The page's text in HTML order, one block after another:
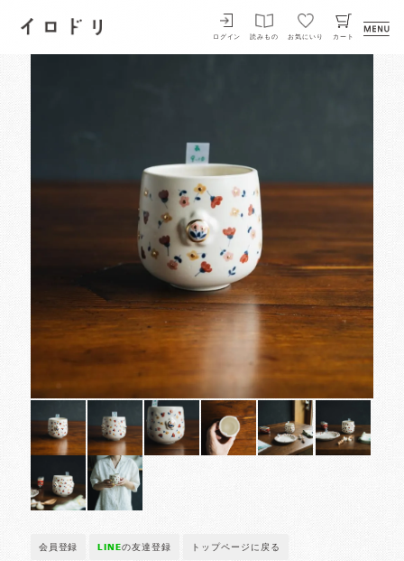
イロドリ
ログイン 読みもの お気にいり カート
会員登録 LINEの友達登録 トップページに戻る